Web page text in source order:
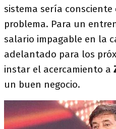
sistema sería
problema. Para un
salario impagable en la
adelantado para los
instar el acercamiento a
un buen negocio.